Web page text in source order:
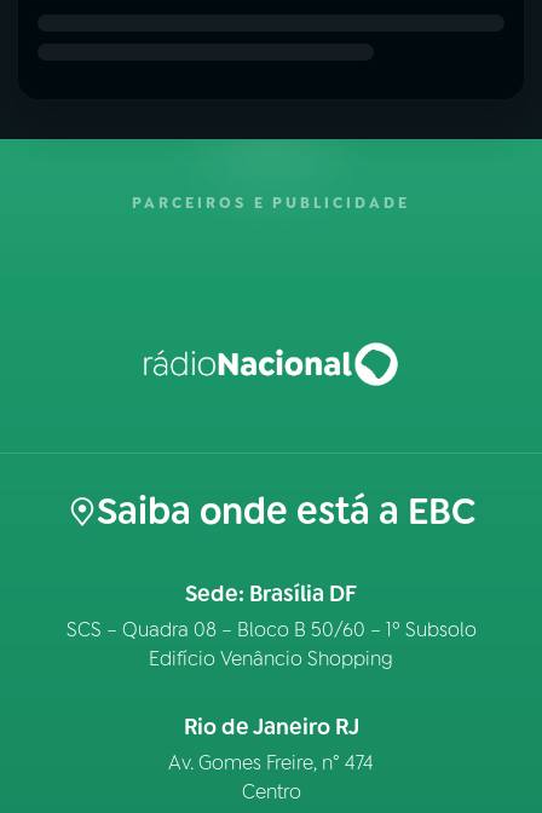
PARCEIROS E PUBLICIDADE
Saiba onde está a EBC
Sede: Brasília DF
SCS – Quadra 08 – Bloco B 50/60 – 1º Subsolo
Edifício Venâncio Shopping
Rio de Janeiro RJ
Av. Gomes Freire, n° 474
Centro